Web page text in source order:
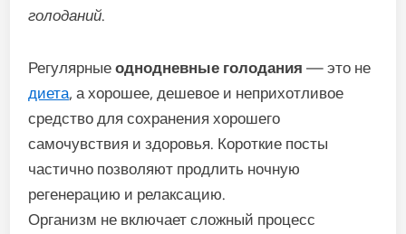
голоданий.
Регулярныеоднодневные голодания — это не
диета, а хорошее, дешевое и неприхотливое
средство для сохранения хорошего
самочувствия и здоровья. Короткие посты
частично позволяют продлить ночную
регенерацию и релаксацию.
Организм не включает сложный процесс